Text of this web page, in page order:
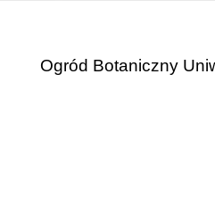
Ogród Botaniczny